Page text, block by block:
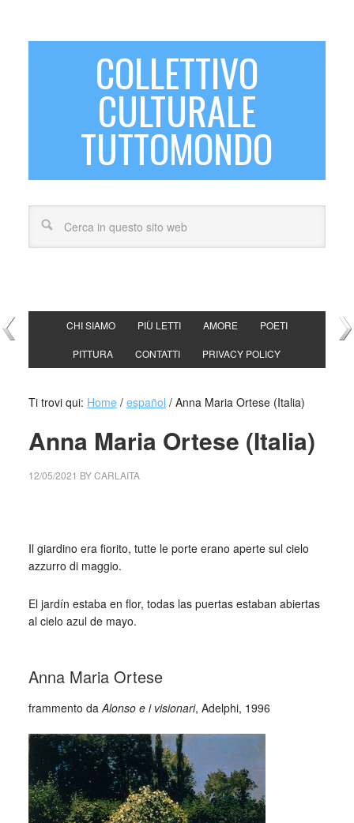
COLLETTIVO
CULTURALE
TUTTOMONDO
CHI SIAMO PIÙ LETTI AMORE POETI
PITTURA CONTATTI PRIVACY POLICY
Ti trovi qui: Home / español /Anna Maria Ortese (Italia)
Anna Maria Ortese (Italia)
12/05/2021 BYCARLAITA
Il giardino era fiorito, tutte le porte erano aperte sul cielo
azzurro di maggio.
El jardín estaba en flor, todas las puertas estaban abiertas
al cielo azul de mayo.
Anna Maria Ortese
frammento daAlonso e i visionari, Adelphi, 1996